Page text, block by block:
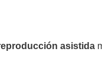
asistida